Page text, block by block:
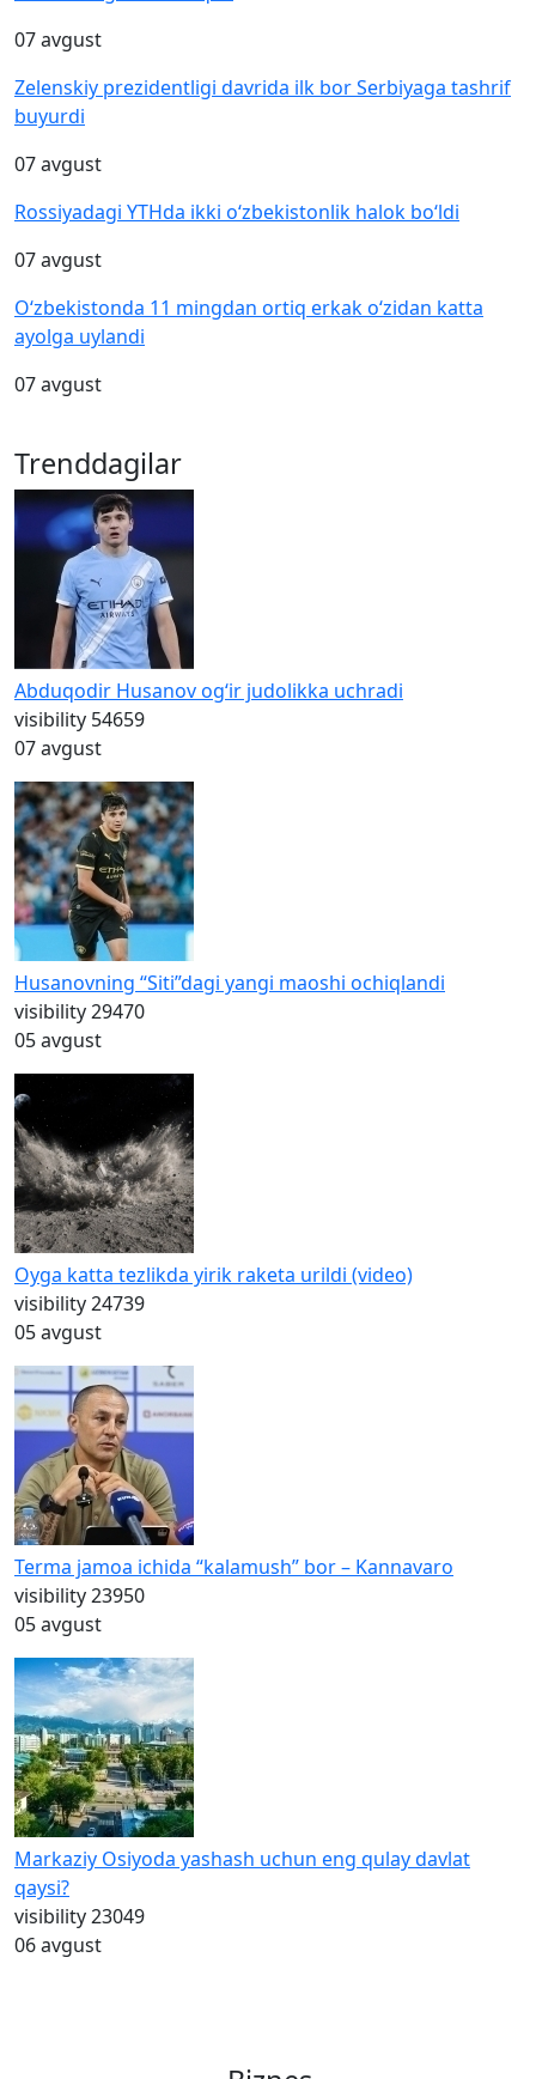
07 avgust
Zelenskiy prezidentligi davrida ilk bor Serbiyaga tashrif
buyurdi
07 avgust
Rossiyadagi YTHda ikki o‘zbekistonlik halok bo‘ldi
07 avgust
O‘zbekistonda 11 mingdan ortiq erkak o‘zidan katta
ayolga uylandi
07 avgust
Trenddagilar
Abduqodir Husanov og‘ir judolikka uchradi
visibility 54659
07 avgust
Husanovning “Siti”dagi yangi maoshi ochiqlandi
visibility29470
05 avgust
Oyga katta tezlikda yirik raketa urildi (video)
visibility24739
05 avgust
Terma jamoa ichida “kalamush” bor – Kannavaro
visibility23950
05 avgust
Markaziy Osiyoda yashash uchun eng qulay davlat
qaysi?
visibility23049
06 avgust